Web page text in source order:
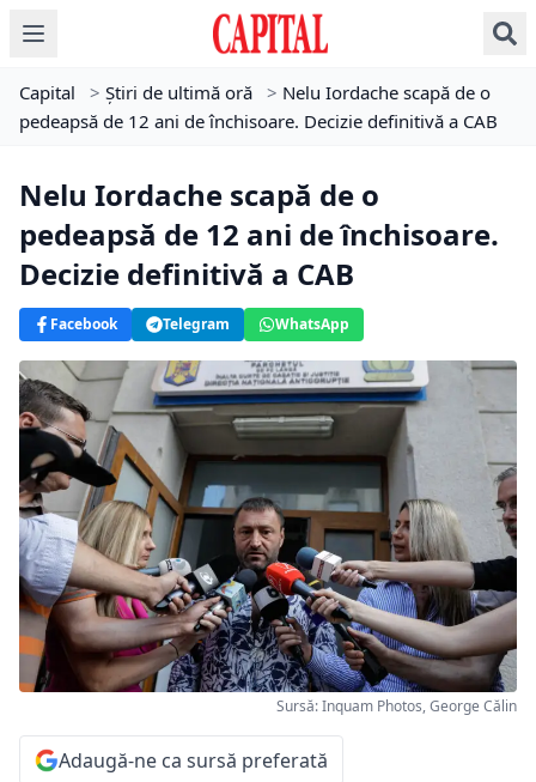
Capital > Știri de ultimă oră > Nelu Iordache scapă de o
pedeapsă de 12 ani de închisoare. Decizie definitivă a CAB
Nelu Iordache scapă de o
pedeapsă de 12 ani de închisoare.
Decizie definitivă a CAB
Facebook Telegram WhatsApp
Sursă: Inquam Photos, George Călin
Adaugă-ne ca sursă preferată